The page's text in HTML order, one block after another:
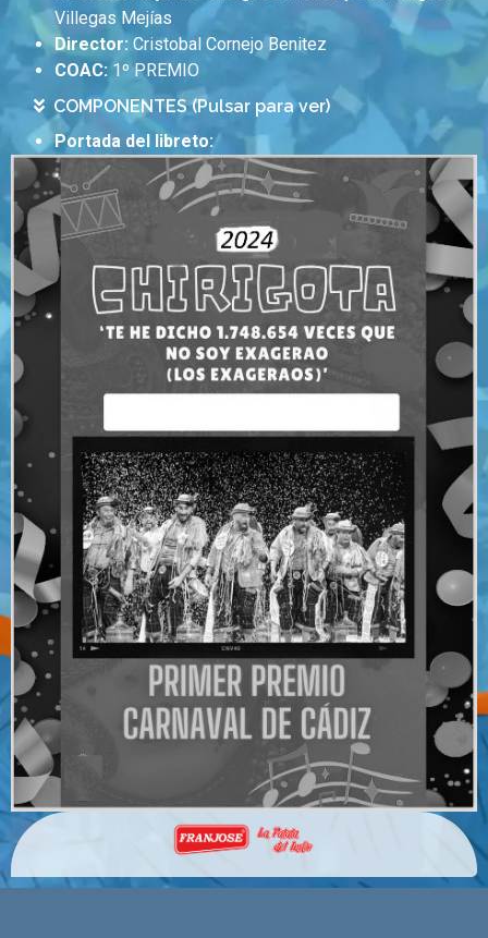
Villegas Mejías
Director: Cristobal Cornejo Benitez
COAC: 1º PREMIO
COMPONENTES (Pulsar para ver)
Portada del libreto: